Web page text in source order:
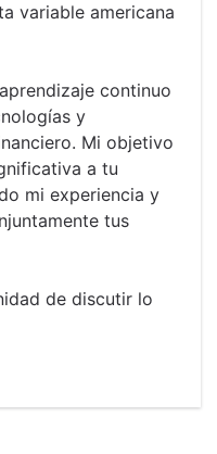
variable americana
continuo
y
Mi objetivo
a tu
mi experiencia y
tus
de discutir lo